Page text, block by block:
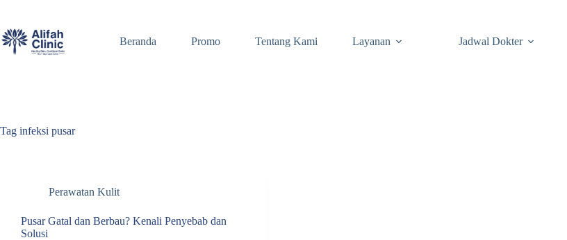
content
Beranda
Promo Tentang Kami Layanan Jadwal Dokter
Tag infeksi pusar
Perawatan Kulit
Pusar Gatal dan Berbau? Kenali Penyebab dan
Solusi